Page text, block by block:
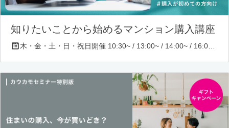
知りたいことから始めるマンション購入講座